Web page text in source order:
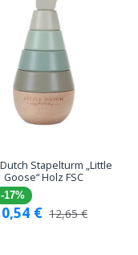
Stapelturm „Little
Goose“ Holz FSC
-17%
€ 12,65€